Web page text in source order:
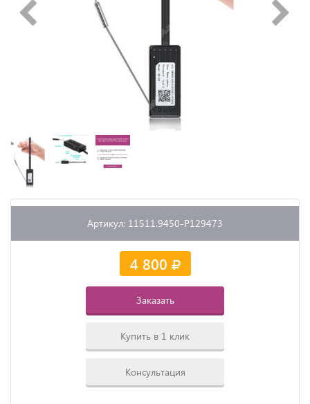
Артикул: 11511.9450-P129473
4 800
Заказать
Купить в 1 клик
Консультация